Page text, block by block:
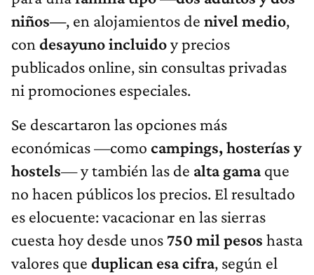
niños—, en alojamientos de nivel medio,
con desayuno incluidoy precios
publicados online, sin consultas privadas
ni promociones especiales.
Se descartaron las opciones más
económicas —como campings, hosterías y
hostels— y también las de alta gamaque
no hacen públicos los precios. El resultado
es elocuente: vacacionar en las sierras
cuesta hoy desde unos 750 mil pesos hasta
valores que duplican esa cifra, según el